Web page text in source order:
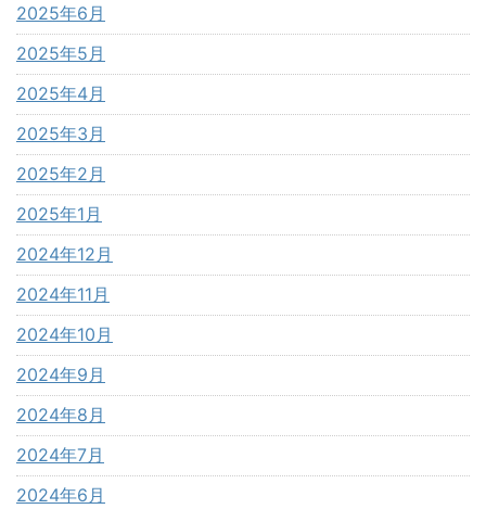
2025年6月
2025年5月
2025年4月
2025年3月
2025年2月
2025年1月
2024年12月
2024年11月
2024年10月
2024年9月
2024年8月
2024年7月
2024年6月